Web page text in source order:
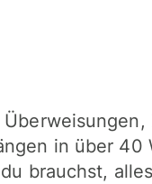
in über 40
brauchst,